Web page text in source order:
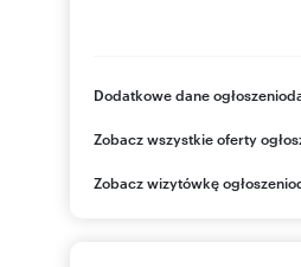
Dodatkowe dane
Olsztyn
PL
Zobacz wszystkie oferty
Zobacz wizytówkę